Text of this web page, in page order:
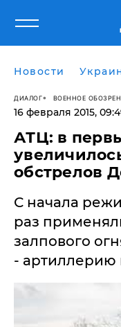
Новости
ДИАЛОГ ВОЕННОЕ
16 февраля 2015,
​АТЦ: в
обстрелов
С начала
раз
залпового
-